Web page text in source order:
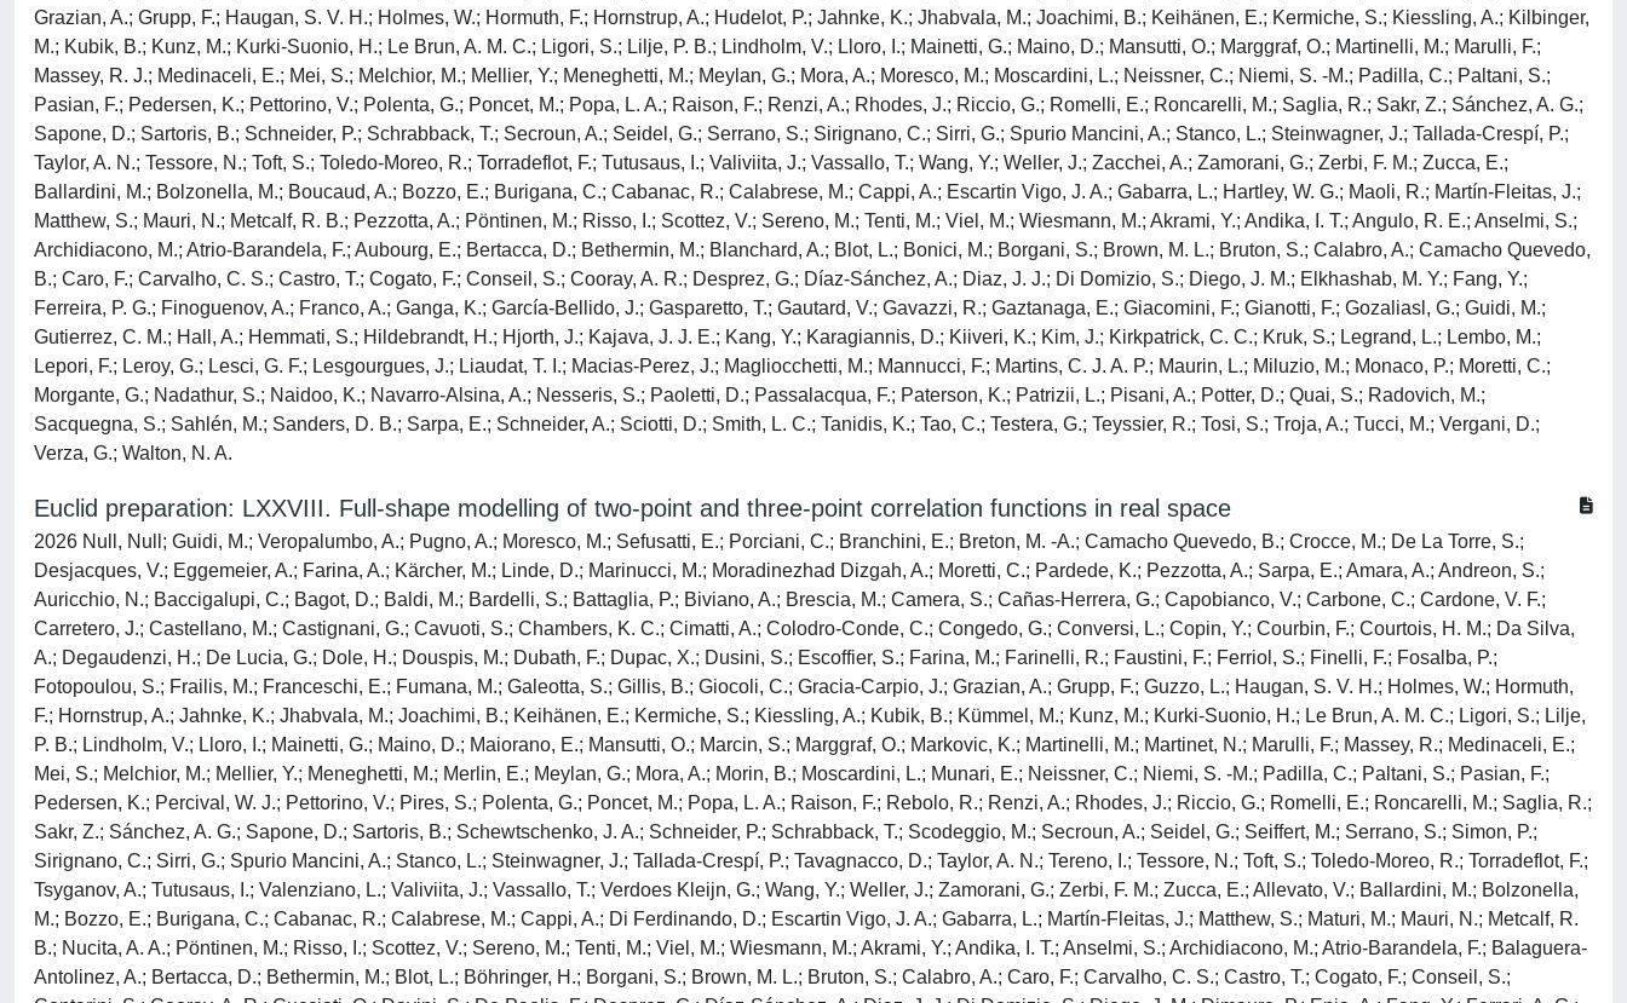
Grazian, A.; Grupp, F.; Haugan, S. V. H.; Holmes, W.; Hormuth, F.; Hornstrup, A.; Hudelot, P.; Jahnke, K.; Jhabvala, M.; Joachimi, B.; Keihänen, E.; Kermiche, S.; Kiessling, A.; Kilbinger,
M.; Kubik, B.; Kunz, M.; Kurki-Suonio, H.; Le Brun, A. M. C.; Ligori, S.; Lilje, P. B.; Lindholm, V.; Lloro, I.; Mainetti, G.; Maino, D.; Mansutti, O.; Marggraf, O.; Martinelli, M.; Marulli, F.;
Massey, R. J.; Medinaceli, E.; Mei, S.; Melchior, M.; Mellier, Y.; Meneghetti, M.; Meylan, G.; Mora, A.; Moresco, M.; Moscardini, L.; Neissner, C.; Niemi, S. -M.; Padilla, C.; Paltani, S.;
Pasian, F.; Pedersen, K.; Pettorino, V.; Polenta, G.; Poncet, M.; Popa, L. A.; Raison, F.; Renzi, A.; Rhodes, J.; Riccio, G.; Romelli, E.; Roncarelli, M.; Saglia, R.; Sakr, Z.; Sánchez, A. G.;
Sapone, D.; Sartoris, B.; Schneider, P.; Schrabback, T.; Secroun, A.; Seidel, G.; Serrano, S.; Sirignano, C.; Sirri, G.; Spurio Mancini, A.; Stanco, L.; Steinwagner, J.; Tallada-Crespí, P.;
Taylor, A. N.; Tessore, N.; Toft, S.; Toledo-Moreo, R.; Torradeflot, F.; Tutusaus, I.; Valiviita, J.; Vassallo, T.; Wang, Y.; Weller, J.; Zacchei, A.; Zamorani, G.; Zerbi, F. M.; Zucca, E.;
Ballardini, M.; Bolzonella, M.; Boucaud, A.; Bozzo, E.; Burigana, C.; Cabanac, R.; Calabrese, M.; Cappi, A.; Escartin Vigo, J. A.; Gabarra, L.; Hartley, W. G.; Maoli, R.; Martín-Fleitas, J.;
Matthew, S.; Mauri, N.; Metcalf, R. B.; Pezzotta, A.; Pöntinen, M.; Risso, I.; Scottez, V.; Sereno, M.; Tenti, M.; Viel, M.; Wiesmann, M.; Akrami, Y.; Andika, I. T.; Angulo, R. E.; Anselmi, S.;
Archidiacono, M.; Atrio-Barandela, F.; Aubourg, E.; Bertacca, D.; Bethermin, M.; Blanchard, A.; Blot, L.; Bonici, M.; Borgani, S.; Brown, M. L.; Bruton, S.; Calabro, A.; Camacho Quevedo,
B.; Caro, F.; Carvalho, C. S.; Castro, T.; Cogato, F.; Conseil, S.; Cooray, A. R.; Desprez, G.; Díaz-Sánchez, A.; Diaz, J. J.; Di Domizio, S.; Diego, J. M.; Elkhashab, M. Y.; Fang, Y.;
Ferreira, P. G.; Finoguenov, A.; Franco, A.; Ganga, K.; García-Bellido, J.; Gasparetto, T.; Gautard, V.; Gavazzi, R.; Gaztanaga, E.; Giacomini, F.; Gianotti, F.; Gozaliasl, G.; Guidi, M.;
Gutierrez, C. M.; Hall, A.; Hemmati, S.; Hildebrandt, H.; Hjorth, J.; Kajava, J. J. E.; Kang, Y.; Karagiannis, D.; Kiiveri, K.; Kim, J.; Kirkpatrick, C. C.; Kruk, S.; Legrand, L.; Lembo, M.;
Lepori, F.; Leroy, G.; Lesci, G. F.; Lesgourgues, J.; Liaudat, T. I.; Macias-Perez, J.; Magliocchetti, M.; Mannucci, F.; Martins, C. J. A. P.; Maurin, L.; Miluzio, M.; Monaco, P.; Moretti, C.;
Morgante, G.; Nadathur, S.; Naidoo, K.; Navarro-Alsina, A.; Nesseris, S.; Paoletti, D.; Passalacqua, F.; Paterson, K.; Patrizii, L.; Pisani, A.; Potter, D.; Quai, S.; Radovich, M.;
Sacquegna, S.; Sahlén, M.; Sanders, D. B.; Sarpa, E.; Schneider, A.; Sciotti, D.; Smith, L. C.; Tanidis, K.; Tao, C.; Testera, G.; Teyssier, R.; Tosi, S.; Troja, A.; Tucci, M.; Vergani, D.;
Verza, G.; Walton, N. A.
Euclid preparation: LXXVIII. Full-shape modelling of two-point and three-point correlation functions in real space
2026 Null, Null; Guidi, M.; Veropalumbo, A.; Pugno, A.; Moresco, M.; Sefusatti, E.; Porciani, C.; Branchini, E.; Breton, M. -A.; Camacho Quevedo, B.; Crocce, M.; De La Torre, S.;
Desjacques, V.; Eggemeier, A.; Farina, A.; Kärcher, M.; Linde, D.; Marinucci, M.; Moradinezhad Dizgah, A.; Moretti, C.; Pardede, K.; Pezzotta, A.; Sarpa, E.; Amara, A.; Andreon, S.;
Auricchio, N.; Baccigalupi, C.; Bagot, D.; Baldi, M.; Bardelli, S.; Battaglia, P.; Biviano, A.; Brescia, M.; Camera, S.; Cañas-Herrera, G.; Capobianco, V.; Carbone, C.; Cardone, V. F.;
Carretero, J.; Castellano, M.; Castignani, G.; Cavuoti, S.; Chambers, K. C.; Cimatti, A.; Colodro-Conde, C.; Congedo, G.; Conversi, L.; Copin, Y.; Courbin, F.; Courtois, H. M.; Da Silva,
A.; Degaudenzi, H.; De Lucia, G.; Dole, H.; Douspis, M.; Dubath, F.; Dupac, X.; Dusini, S.; Escoffier, S.; Farina, M.; Farinelli, R.; Faustini, F.; Ferriol, S.; Finelli, F.; Fosalba, P.;
Fotopoulou, S.; Frailis, M.; Franceschi, E.; Fumana, M.; Galeotta, S.; Gillis, B.; Giocoli, C.; Gracia-Carpio, J.; Grazian, A.; Grupp, F.; Guzzo, L.; Haugan, S. V. H.; Holmes, W.; Hormuth,
F.; Hornstrup, A.; Jahnke, K.; Jhabvala, M.; Joachimi, B.; Keihänen, E.; Kermiche, S.; Kiessling, A.; Kubik, B.; Kümmel, M.; Kunz, M.; Kurki-Suonio, H.; Le Brun, A. M. C.; Ligori, S.; Lilje,
P. B.; Lindholm, V.; Lloro, I.; Mainetti, G.; Maino, D.; Maiorano, E.; Mansutti, O.; Marcin, S.; Marggraf, O.; Markovic, K.; Martinelli, M.; Martinet, N.; Marulli, F.; Massey, R.; Medinaceli, E.;
Mei, S.; Melchior, M.; Mellier, Y.; Meneghetti, M.; Merlin, E.; Meylan, G.; Mora, A.; Morin, B.; Moscardini, L.; Munari, E.; Neissner, C.; Niemi, S. -M.; Padilla, C.; Paltani, S.; Pasian, F.;
Pedersen, K.; Percival, W. J.; Pettorino, V.; Pires, S.; Polenta, G.; Poncet, M.; Popa, L. A.; Raison, F.; Rebolo, R.; Renzi, A.; Rhodes, J.; Riccio, G.; Romelli, E.; Roncarelli, M.; Saglia, R.;
Sakr, Z.; Sánchez, A. G.; Sapone, D.; Sartoris, B.; Schewtschenko, J. A.; Schneider, P.; Schrabback, T.; Scodeggio, M.; Secroun, A.; Seidel, G.; Seiffert, M.; Serrano, S.; Simon, P.;
Sirignano, C.; Sirri, G.; Spurio Mancini, A.; Stanco, L.; Steinwagner, J.; Tallada-Crespí, P.; Tavagnacco, D.; Taylor, A. N.; Tereno, I.; Tessore, N.; Toft, S.; Toledo-Moreo, R.; Torradeflot, F.;
Tsyganov, A.; Tutusaus, I.; Valenziano, L.; Valiviita, J.; Vassallo, T.; Verdoes Kleijn, G.; Wang, Y.; Weller, J.; Zamorani, G.; Zerbi, F. M.; Zucca, E.; Allevato, V.; Ballardini, M.; Bolzonella,
M.; Bozzo, E.; Burigana, C.; Cabanac, R.; Calabrese, M.; Cappi, A.; Di Ferdinando, D.; Escartin Vigo, J. A.; Gabarra, L.; Martín-Fleitas, J.; Matthew, S.; Maturi, M.; Mauri, N.; Metcalf, R.
B.; Nucita, A. A.; Pöntinen, M.; Risso, I.; Scottez, V.; Sereno, M.; Tenti, M.; Viel, M.; Wiesmann, M.; Akrami, Y.; Andika, I. T.; Anselmi, S.; Archidiacono, M.; Atrio-Barandela, F.; Balaguera-
Antolinez, A.; Bertacca, D.; Bethermin, M.; Blot, L.; Böhringer, H.; Borgani, S.; Brown, M. L.; Bruton, S.; Calabro, A.; Caro, F.; Carvalho, C. S.; Castro, T.; Cogato, F.; Conseil, S.;